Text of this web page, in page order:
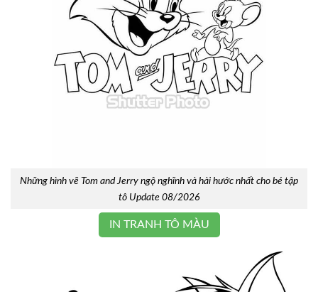
Những hình vẽ Tom and Jerry ngộ nghĩnh và hài hước nhất cho bé tập
tô Update 08/2026
IN TRANH TÔ MÀU